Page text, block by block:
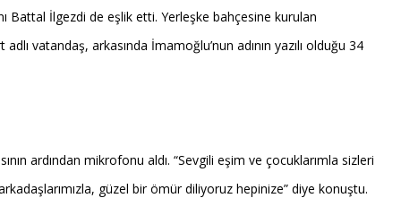
Battal İlgezdi de eşlik etti. Yerleşke bahçesine kurulan
vatandaş, arkasında İmamoğlu’nun adının yazılı olduğu 34
ardından mikrofonu aldı. “Sevgili eşim ve çocuklarımla sizleri
güzel bir ömür diliyoruz hepinize” diye konuştu.